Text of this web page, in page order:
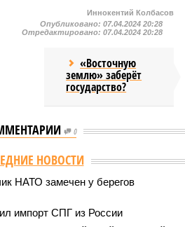
Иннокентий Колбасов
Опубликовано: 07.04.2024 20:28
Отредактировано: 07.04.2024 20:28
«Восточную
землю» заберёт
государство?
0
станциях от уже сданного
«Станция Л» продолжают ждать от
реальной достройки
для дольщиков